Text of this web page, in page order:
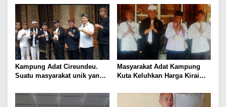
Usulkan Fakta Integritas bagi
TKBM dan Sopir Pengangkut
Provinsi “Dera Kinarya”
Kampung Adat Cireundeu.
Suatu masyarakat unik yang
Singkong tidak boleh makan
Nasi.
Masyarakat Adat Kampung
Kuta Keluhkan Harga Kirai
dan Belum Punya Surau,
Leuit serta Bale Pertemuan